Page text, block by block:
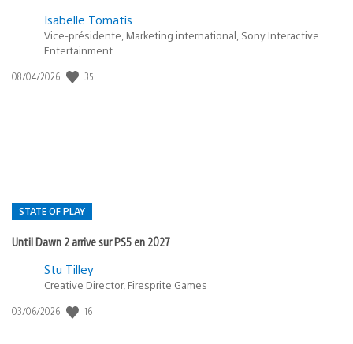
Isabelle Tomatis
Vice-présidente, Marketing international, Sony Interactive
Entertainment
Date
08/04/2026 35
STATE OF PLAY
Until Dawn 2 arrive sur PS5 en 2027
Postée
:
Stu Tilley
Creative Director, Firesprite Games
Date
03/06/2026 16